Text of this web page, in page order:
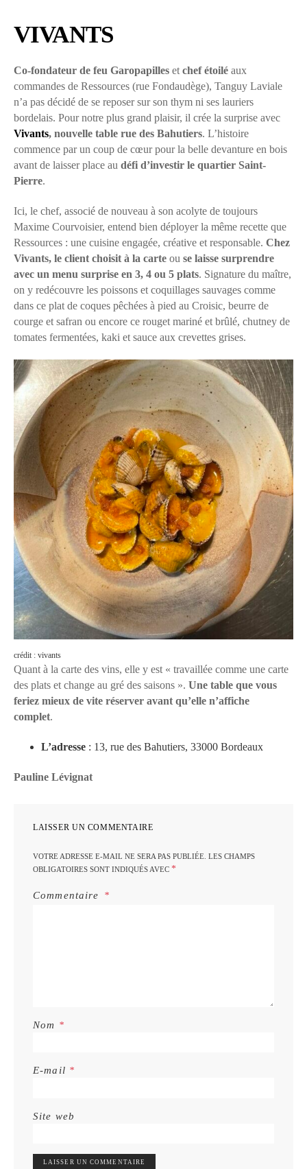
VIVANTS
Co-fondateur de feu Garopapilles et chef étoilé aux
commandes de Ressources (rue Fondaudège), Tanguy Laviale
n’a pas décidé de se reposer sur son thym ni ses lauriers
bordelais. Pour notre plus grand plaisir, il crée la surprise avec
Vivants, nouvelle table rue des Bahutiers. L’histoire
commence par un coup de cœur pour la belle devanture en bois
avant de laisser place au défi d’investir le quartier Saint-
Pierre.
Ici, le chef, associé de nouveau à son acolyte de toujours
Maxime Courvoisier, entend bien déployer la même recette que
Ressources : une cuisine engagée, créative et responsable. Chez
Vivants, le client choisit à la carte ou se laisse surprendre
avec un menu surprise en 3, 4 ou 5 plats. Signature du maître,
on y redécouvre les poissons et coquillages sauvages comme
dans ce plat de coques pêchées à pied au Croisic, beurre de
courge et safran ou encore ce rouget mariné et brûlé, chutney de
tomates fermentées, kaki et sauce aux crevettes grises.
crédit : vivants
Quant à la carte des vins, elle y est « travaillée comme une carte
des plats et change au gré des saisons ». Une table que vous
feriez mieux de vite réserver avant qu’elle n’affiche
complet.
L’adresse : 13, rue des Bahutiers, 33000 Bordeaux
Pauline Lévignat
LAISSER UN COMMENTAIRE
VOTRE ADRESSE E-MAIL NE SERA PAS PUBLIÉE. LES CHAMPS
OBLIGATOIRES SONT INDIQUÉS AVEC *
Commentaire
Nom *
E-mail *
Site web